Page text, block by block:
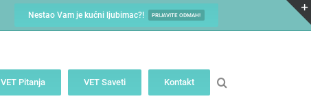
Nestao Vam je kućni ljubimac?! PRIJAVITE ODMAH!
VET Pitanja VET Saveti Kontakt